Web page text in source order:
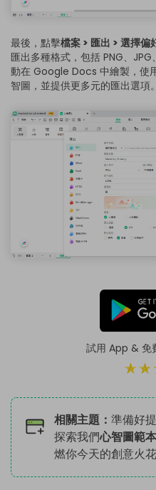
最後，點擊檔案 > 匯出 > 選擇偏
匯出多種格式，包括 PNG、
動在 Google Docs 中繪製，使
智圖，並提供更多元的匯出選項。
試用 App & 免
相關主題： 準備好
探索我們心智圖範本
燃你今天的創意火